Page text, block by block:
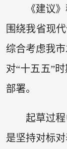
《建议
围绕我省现
综合考虑我
对“十五五”
部署。
起草过
是坚持对标